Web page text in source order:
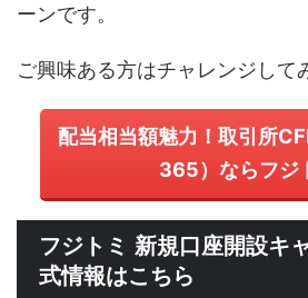
ーンです。
ご興味ある方はチャレンジして
配当相当額魅力！取引所
365）ならフジ
フジトミ 新規口座開設キ
式情報はこちら